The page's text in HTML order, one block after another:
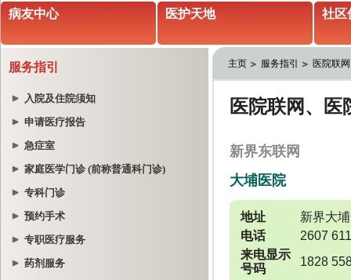
病友中心 医护天地 社区
服务指引
入院及住院须知
申请医疗报告
急症室
家庭医学门诊 (前称普通科门诊)
专科门诊
预约手术
专职医疗服务
药剂服务
主页 服务指引 医院联